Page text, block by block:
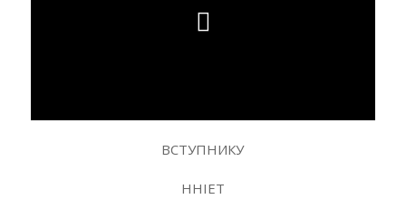
ВСТУПНИКУ
ННІЕТ